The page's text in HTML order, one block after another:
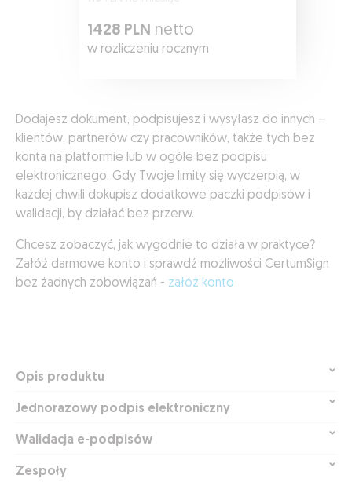
1428 PLN netto
w rozliczeniu rocznym
Dodajesz dokument, podpisujesz i wysyłasz do innych –
klientów, partnerów czy pracowników, także tych bez
konta na platformie lub w ogóle bez podpisu
elektronicznego. Gdy Twoje limity się wyczerpią, w
każdej chwili dokupisz dodatkowe paczki podpisów i
walidacji, by działać bez przerw.
Chcesz zobaczyć, jak wygodnie to działa w praktyce?
Załóż darmowe konto i sprawdź możliwości CertumSign
bez żadnych zobowiązań - załóż konto
Opis produktu
Jednorazowy podpis elektroniczny
Walidacja e-podpisów
Zespoły